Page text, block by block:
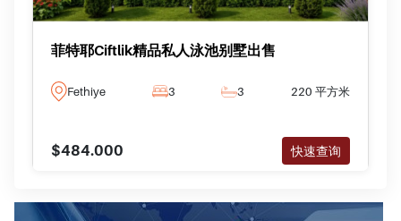
菲特耶Ciftlik精品私人泳池别墅出售
Fethiye 3 3 220 平方米
$484.000 快速查询